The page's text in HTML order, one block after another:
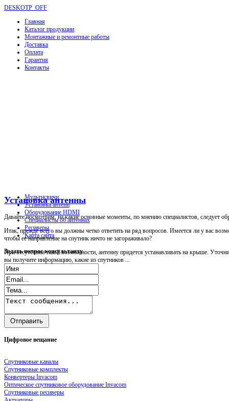
DESKOTP_OFF
Главная
Каталог продукции
Монтажные и ремонтные работы
Доставка
Оплата
Гарантия
Контакты
Установка антенны
Давайте посмотрим, на какие основные моменты, по мнению специалистов, следует
Итак, прежде всего вы должны четко ответить на ряд вопросов. Имеется ли у вас
чтобы ее направление на спутник ничто не загораживало?
При отсутствии такой возможности, антенну придется устанавливать на крыше.
вы получите информацию, какие из спутников ...
Мультисвичи
Установка антенн
Оборудование HDMI
Специалисты об антеннах
Ресиверы
Карта сайта
Задатьвопрос консультанту
Цифровое вещание
Спутниковые каналы
Спутниковые комплекты
Конвертеры Invacom
Оптическое спутниковое оборудование Invacom
Спутниковые ресиверы